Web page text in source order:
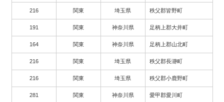
216 関東 埼玉県 秩父郡皆野町
191 関東 神奈川県 足柄上郡大井町
164 関東 神奈川県 足柄上郡山北町
216 関東 埼玉県 秩父郡長瀞町
216 関東 埼玉県 秩父郡小鹿野町
281 関東 神奈川県 愛甲郡愛川町